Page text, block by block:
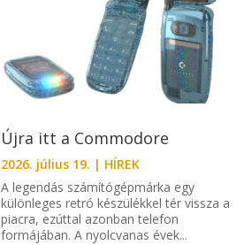
Újra itt a Commodore
2026. július 19. | HÍREK
A legendás számítógépmárka egy
különleges retró készülékkel tér vissza a
piacra, ezúttal azonban telefon
formájában. A nyolcvanas évek...